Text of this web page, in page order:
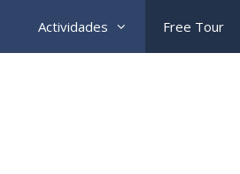
Actividades Free Tour